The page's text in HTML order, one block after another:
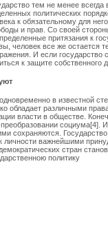
тем не менее всегда
политических
к обязательному для
и прав. Со своей
притязания к
человек все же остается
И если государство
к защите собственного
в известной
обладает различными
власти в обществе.
социума[4].
сохраняются.
важнейшими
стран
политику